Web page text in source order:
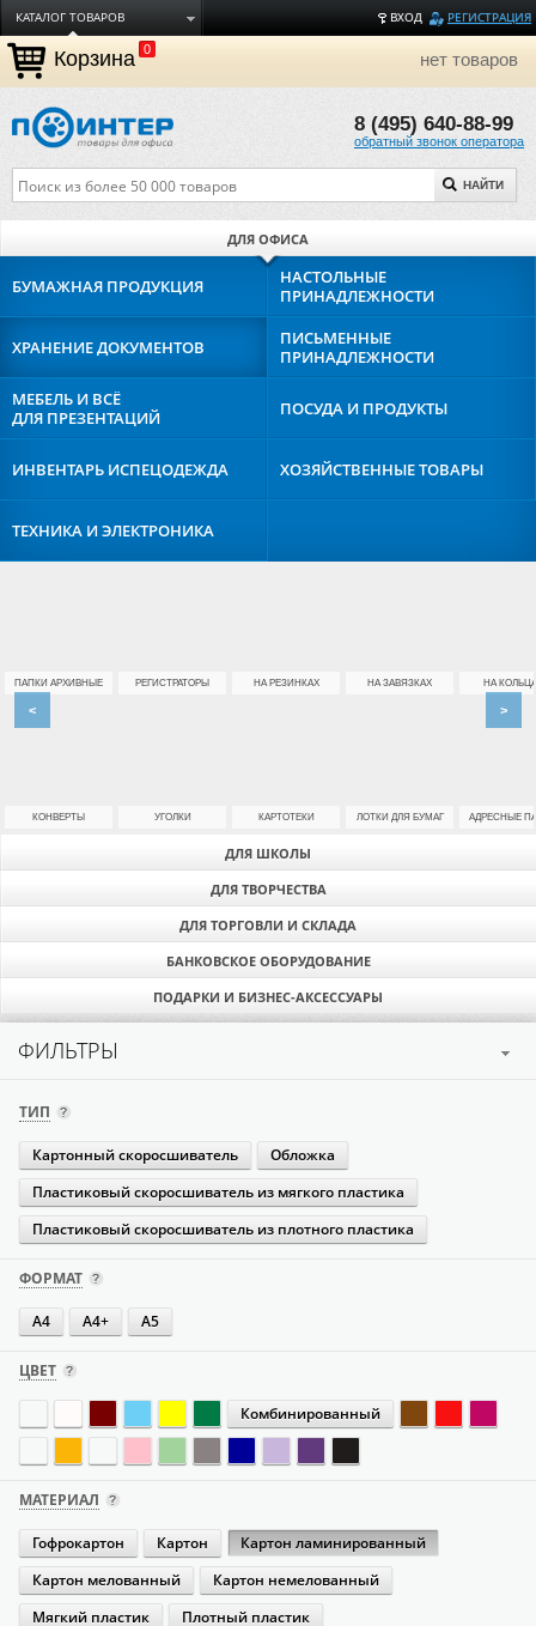
ВХОД РЕГИСТРАЦИЯ
КАТАЛОГ ТОВАРОВ
ДОСТАВКА
ОПЛАТА
ТОРГОВЫЕ МАРКИ
О КОМПАНИИ
Корзина 0 нет товаров
8 (495) 640-88-99
обратный звонок оператора
НАЙТИ
ДЛЯ ОФИСА
ДЛЯ ШКОЛЫ
ДЛЯ ТВОРЧЕСТВА
ДЛЯ ТОРГОВЛИ И СКЛАДА
БАНКОВСКОЕ ОБОРУДОВАНИЕ
ПОДАРКИ И БИЗНЕС-АКСЕССУАРЫ
БУМАЖНАЯ ПРОДУКЦИЯ
НАСТОЛЬНЫЕ
ПРИНАДЛЕЖНОСТИ
ХРАНЕНИЕДОКУМЕНТОВ
ПИСЬМЕННЫЕ
ПРИНАДЛЕЖНОСТИ
МЕБЕЛЬ И ВСЁ
ДЛЯ ПРЕЗЕНТАЦИЙ
ПОСУДА И ПРОДУКТЫ
ИНВЕНТАРЬ ИСПЕЦОДЕЖДА ХОЗЯЙСТВЕННЫЕТОВАРЫ
ТЕХНИКА ИЭЛЕКТРОНИКА
ПАПКИ АРХИВНЫЕ РЕГИСТРАТОРЫ НА РЕЗИНКАХ НА ЗАВЯЗКАХ НА
КОНВЕРТЫ УГОЛКИ КАРТОТЕКИ ЛОТКИ ДЛЯ БУМАГ АДРЕСНЫЕ
< >
ФИЛЬТРЫ
ТИП
Картонный скоросшиватель
Обложка
Пластиковый скоросшиватель из мягкого пластика
Пластиковый скоросшиватель из плотного пластика
ФОРМАТ
А4 А4+ А5
ЦВЕТ
Комбинированный
МАТЕРИАЛ
Гофрокартон Картон
Картон ламинированный
Картон мелованный
Картон немелованный
Мягкий пластик
Плотный пластик